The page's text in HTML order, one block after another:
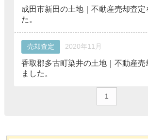
成田市新田の土地｜不動産売却査定
た。
売却査定 2020年11月
香取郡多古町染井の土地｜不動産売
ました。
1